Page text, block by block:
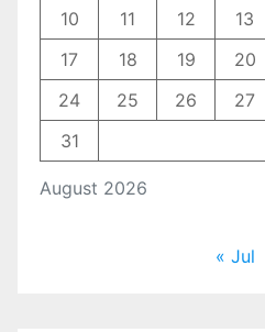
August 2026
10
11 12 13
17
18 19 20
24
25 26 27
31
« Jul